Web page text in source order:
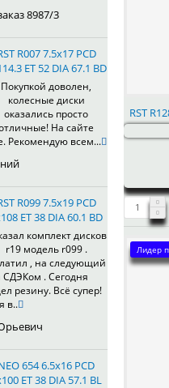
8987/3
R007 7.5x17 PCD
ET 52 DIA 67.1 BD
Покупкой доволен,
колесные диски
оказались просто
На сайте
Рекомендую всем...
R099 7.5x19 PCD
ET 38 DIA 60.1 BD
комплект дисков
r19 модель r099 .
, на следующий
СДЭКом . Сегодня
резину. Всё супер!
в..
654 6.5x16 PCD
ET 38 DIA 57.1 BL
RST
Лидер